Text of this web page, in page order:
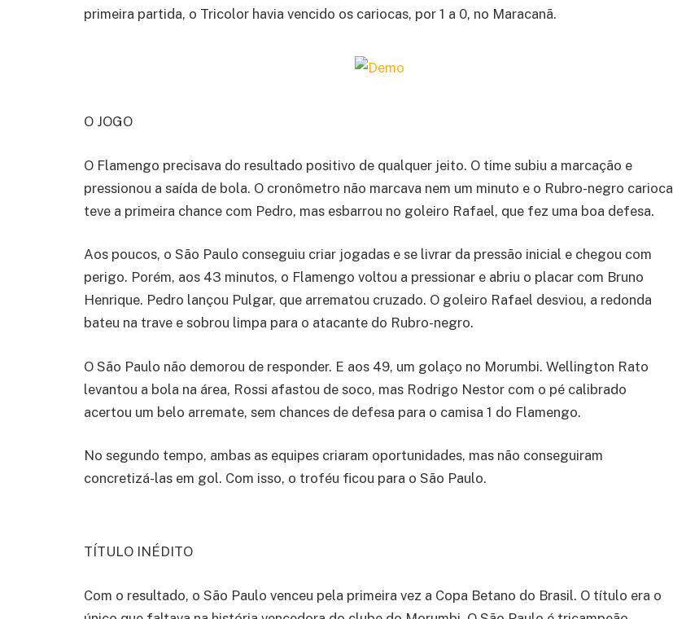
primeira partida, o Tricolor havia vencido os cariocas, por 1 a 0, no Maracanã.
O JOGO
O Flamengo precisava do resultado positivo de qualquer jeito. O time subiu a marcação e
pressionou a saída de bola. O cronômetro não marcava nem um minuto e o Rubro-negro carioca
teve a primeira chance com Pedro, mas esbarrou no goleiro Rafael, que fez uma boa defesa.
Aos poucos, o São Paulo conseguiu criar jogadas e se livrar da pressão inicial e chegou com
perigo. Porém, aos 43 minutos, o Flamengo voltou a pressionar e abriu o placar com Bruno
Henrique. Pedro lançou Pulgar, que arrematou cruzado. O goleiro Rafael desviou, a redonda
bateu na trave e sobrou limpa para o atacante do Rubro-negro.
O São Paulo não demorou de responder. E aos 49, um golaço no Morumbi. Wellington Rato
levantou a bola na área, Rossi afastou de soco, mas Rodrigo Nestor com o pé calibrado
acertou um belo arremate, sem chances de defesa para o camisa 1 do Flamengo.
No segundo tempo, ambas as equipes criaram oportunidades, mas não conseguiram
concretizá-las em gol. Com isso, o troféu ficou para o São Paulo.
TÍTULO INÉDITO
Com o resultado, o São Paulo venceu pela primeira vez a Copa Betano do Brasil. O título era o